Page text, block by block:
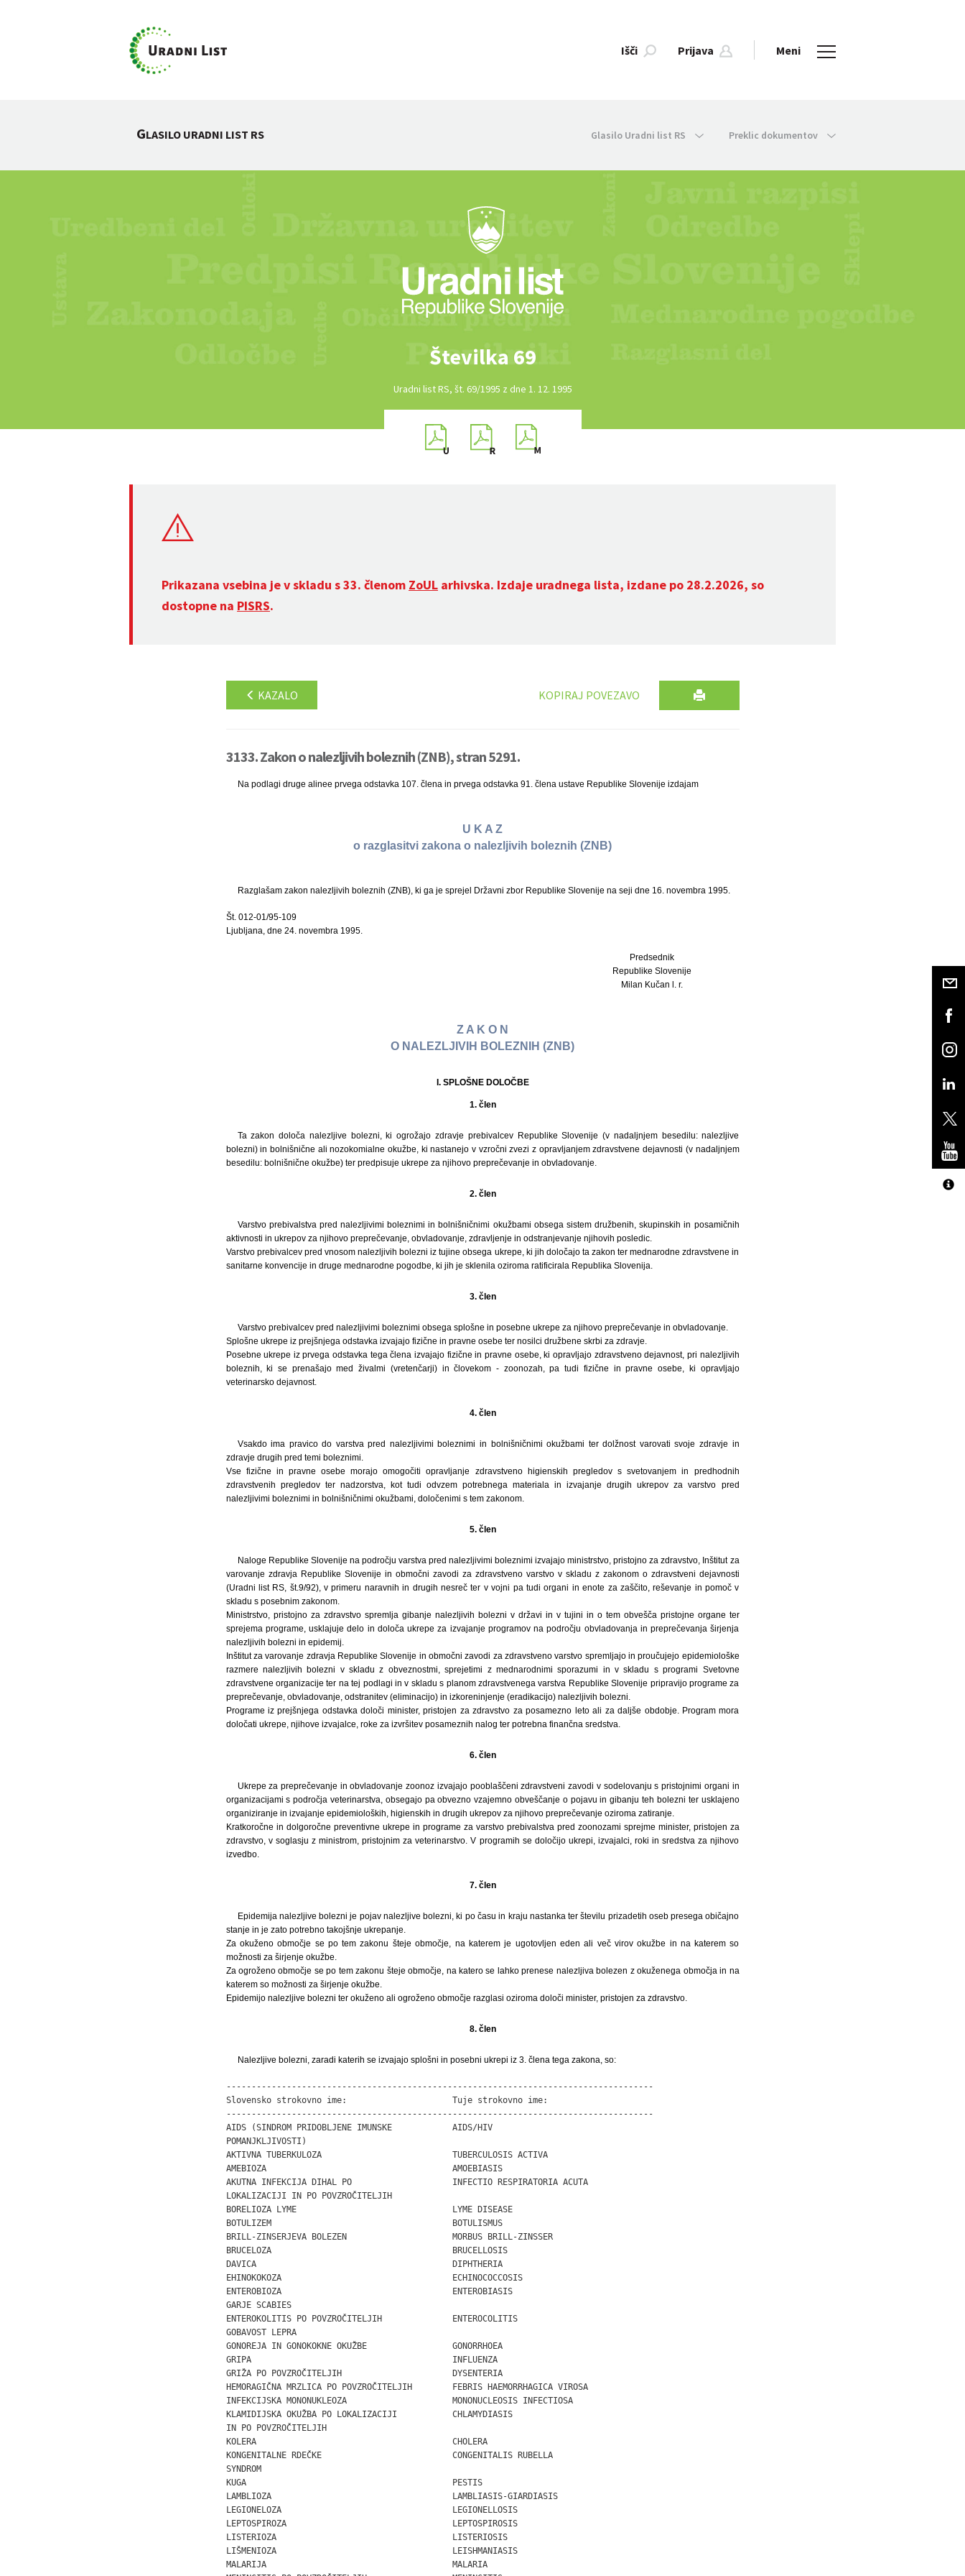
Išči Prijava Meni
GLASILO URADNI LIST RS Glasilo Uradni list RS Preklic dokumentov
Številka 69
Uradni list RS, št. 69/1995 z dne 1. 12. 1995
Prikazana vsebina je v skladu s 33. členom ZoUL arhivska. Izdaje uradnega lista, izdane po 28.2.2026, so
dostopne na PISRS.
KAZALO KOPIRAJ POVEZAVO
3133. Zakon o nalezljivih boleznih (ZNB), stran 5291.
Na podlagi druge alinee prvega odstavka 107. člena in prvega odstavka 91. člena ustave Republike Slovenije izdajam
U K A Z
o razglasitvi zakona o nalezljivih boleznih (ZNB)
Razglašam zakon nalezljivih boleznih (ZNB), ki ga je sprejel Državni zbor Republike Slovenije na seji dne 16. novembra 1995.
Št. 012-01/95-109
Ljubljana, dne 24. novembra 1995.
Predsednik
Republike Slovenije
Milan Kučan l. r.
Z A K O N
O NALEZLJIVIH BOLEZNIH (ZNB)
I. SPLOŠNE DOLOČBE
1. člen
Ta zakon določa nalezljive bolezni, ki ogrožajo zdravje prebivalcev Republike Slovenije (v nadaljnjem besedilu: nalezljive
bolezni) in bolnišnične ali nozokomialne okužbe, ki nastanejo v vzročni zvezi z opravljanjem zdravstvene dejavnosti (v nadaljnjem
besedilu: bolnišnične okužbe) ter predpisuje ukrepe za njihovo preprečevanje in obvladovanje.
2. člen
Varstvo prebivalstva pred nalezljivimi boleznimi in bolnišničnimi okužbami obsega sistem družbenih, skupinskih in posamičnih
aktivnosti in ukrepov za njihovo preprečevanje, obvladovanje, zdravljenje in odstranjevanje njihovih posledic.
Varstvo prebivalcev pred vnosom nalezljivih bolezni iz tujine obsega ukrepe, ki jih določajo ta zakon ter mednarodne zdravstvene in
sanitarne konvencije in druge mednarodne pogodbe, ki jih je sklenila oziroma ratificirala Republika Slovenija.
3. člen
Varstvo prebivalcev pred nalezljivimi boleznimi obsega splošne in posebne ukrepe za njihovo preprečevanje in obvladovanje.
Splošne ukrepe iz prejšnjega odstavka izvajajo fizične in pravne osebe ter nosilci družbene skrbi za zdravje.
Posebne ukrepe iz prvega odstavka tega člena izvajajo fizične in pravne osebe, ki opravljajo zdravstveno dejavnost, pri nalezljivih
boleznih, ki se prenašajo med živalmi (vretenčarji) in človekom - zoonozah, pa tudi fizične in pravne osebe, ki opravljajo
veterinarsko dejavnost.
4. člen
Vsakdo ima pravico do varstva pred nalezljivimi boleznimi in bolnišničnimi okužbami ter dolžnost varovati svoje zdravje in
zdravje drugih pred temi boleznimi.
Vse fizične in pravne osebe morajo omogočiti opravljanje zdravstveno higienskih pregledov s svetovanjem in predhodnih
zdravstvenih pregledov ter nadzorstva, kot tudi odvzem potrebnega materiala in izvajanje drugih ukrepov za varstvo pred
nalezljivimi boleznimi in bolnišničnimi okužbami, določenimi s tem zakonom.
5. člen
Naloge Republike Slovenije na področju varstva pred nalezljivimi boleznimi izvajajo ministrstvo, pristojno za zdravstvo, Inštitut za
varovanje zdravja Republike Slovenije in območni zavodi za zdravstveno varstvo v skladu z zakonom o zdravstveni dejavnosti
(Uradni list RS, št.9/92), v primeru naravnih in drugih nesreč ter v vojni pa tudi organi in enote za zaščito, reševanje in pomoč v
skladu s posebnim zakonom.
Ministrstvo, pristojno za zdravstvo spremlja gibanje nalezljivih bolezni v državi in v tujini in o tem obvešča pristojne organe ter
sprejema programe, usklajuje delo in določa ukrepe za izvajanje programov na področju obvladovanja in preprečevanja širjenja
nalezljivih bolezni in epidemij.
Inštitut za varovanje zdravja Republike Slovenije in območni zavodi za zdravstveno varstvo spremljajo in proučujejo epidemiološke
razmere nalezljivih bolezni v skladu z obveznostmi, sprejetimi z mednarodnimi sporazumi in v skladu s programi Svetovne
zdravstvene organizacije ter na tej podlagi in v skladu s planom zdravstvenega varstva Republike Slovenije pripravijo programe za
preprečevanje, obvladovanje, odstranitev (eliminacijo) in izkoreninjenje (eradikacijo) nalezljivih bolezni.
Programe iz prejšnjega odstavka določi minister, pristojen za zdravstvo za posamezno leto ali za daljše obdobje. Program mora
določati ukrepe, njihove izvajalce, roke za izvršitev posameznih nalog ter potrebna finančna sredstva.
6. člen
Ukrepe za preprečevanje in obvladovanje zoonoz izvajajo pooblaščeni zdravstveni zavodi v sodelovanju s pristojnimi organi in
organizacijami s področja veterinarstva, obsegajo pa obvezno vzajemno obveščanje o pojavu in gibanju teh bolezni ter usklajeno
organiziranje in izvajanje epidemioloških, higienskih in drugih ukrepov za njihovo preprečevanje oziroma zatiranje.
Kratkoročne in dolgoročne preventivne ukrepe in programe za varstvo prebivalstva pred zoonozami sprejme minister, pristojen za
zdravstvo, v soglasju z ministrom, pristojnim za veterinarstvo. V programih se določijo ukrepi, izvajalci, roki in sredstva za njihovo
izvedbo.
7. člen
Epidemija nalezljive bolezni je pojav nalezljive bolezni, ki po času in kraju nastanka ter številu prizadetih oseb presega običajno
stanje in je zato potrebno takojšnje ukrepanje.
Za okuženo območje se po tem zakonu šteje območje, na katerem je ugotovljen eden ali več virov okužbe in na katerem so
možnosti za širjenje okužbe.
Za ogroženo območje se po tem zakonu šteje območje, na katero se lahko prenese nalezljiva bolezen z okuženega območja in na
katerem so možnosti za širjenje okužbe.
Epidemijo nalezljive bolezni ter okuženo ali ogroženo območje razglasi oziroma določi minister, pristojen za zdravstvo.
8. člen
Nalezljive bolezni, zaradi katerih se izvajajo splošni in posebni ukrepi iz 3. člena tega zakona, so:
---------------------------------------------------------------------------------------
Slovensko strokovno ime:                     Tuje strokovno ime:
---------------------------------------------------------------------------------------
AIDS (SINDROM PRIDOBLJENE IMUNSKE            AIDS/HIV
POMANJKLJIVOSTI)
AKTIVNA TUBERKULOZA                          TUBERCULOSIS ACTIVA
AMEBIOZA                                     AMOEBIASIS
AKUTNA INFEKCIJA DIHAL PO                    INFECTIO RESPIRATORIA ACUTA
LOKALIZACIJI IN PO POVZROČITELJIH
BORELIOZA LYME                               LYME DISEASE
BOTULIZEM                                    BOTULISMUS
BRILL-ZINSERJEVA BOLEZEN                     MORBUS BRILL-ZINSSER
BRUCELOZA                                    BRUCELLOSIS
DAVICA                                       DIPHTHERIA
EHINOKOKOZA                                  ECHINOCOCCOSIS
ENTEROBIOZA                                  ENTEROBIASIS
GARJE SCABIES
ENTEROKOLITIS PO POVZROČITELJIH              ENTEROCOLITIS
GOBAVOST LEPRA
GONOREJA IN GONOKOKNE OKUŽBE                 GONORRHOEA
GRIPA                                        INFLUENZA
GRIŽA PO POVZROČITELJIH                      DYSENTERIA
HEMORAGIČNA MRZLICA PO POVZROČITELJIH        FEBRIS HAEMORRHAGICA VIROSA
INFEKCIJSKA MONONUKLEOZA                     MONONUCLEOSIS INFECTIOSA
KLAMIDIJSKA OKUŽBA PO LOKALIZACIJI           CHLAMYDIASIS
IN PO POVZROČITELJIH
KOLERA                                       CHOLERA
KONGENITALNE RDEČKE                          CONGENITALIS RUBELLA
SYNDROM
KUGA                                         PESTIS
LAMBLIOZA                                    LAMBLIASIS-GIARDIASIS
LEGIONELOZA                                  LEGIONELLOSIS
LEPTOSPIROZA                                 LEPTOSPIROSIS
LISTERIOZA                                   LISTERIOSIS
LIŠMENIOZA                                   LEISHMANIASIS
MALARIJA                                     MALARIA